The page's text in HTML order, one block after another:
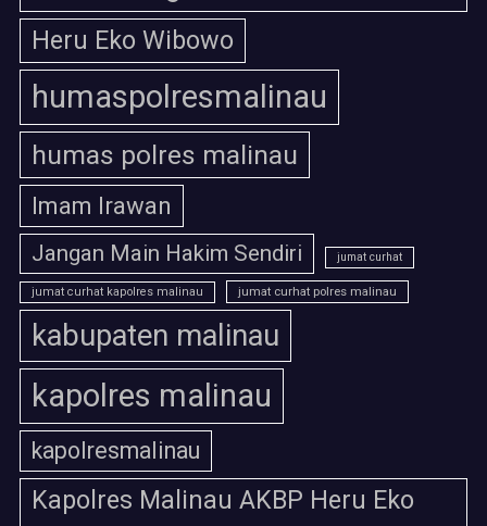
Heru Eko Wibowo
humaspolresmalinau
humas polres malinau
Imam Irawan
Jangan Main Hakim Sendiri jumat curhat
jumat curhat kapolres malinau jumat curhat polres malinau
kabupaten malinau
kapolres malinau
kapolresmalinau
Kapolres Malinau AKBP Heru Eko